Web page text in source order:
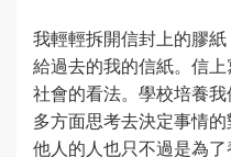
我輕輕拆開信封上的膠
給過去的我的信紙。信
社會的看法。學校培養
多方面思考去決定事情
他人的人也只不過是為